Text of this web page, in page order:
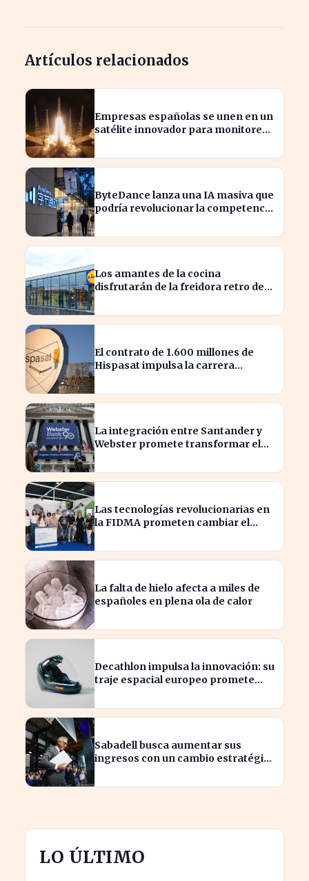
Artículos relacionados
Empresas españolas se unen en un
satélite innovador para monitorear
ByteDance lanza una IA masiva que
podría revolucionar la competencia
Los amantes de la cocina
disfrutarán de la freidora retro de
El contrato de 1.600 millones de
Hispasat impulsa la carrera
La integración entre Santander y
Webster promete transformar el
Las tecnologías revolucionarias en
la FIDMA prometen cambiar el
La falta de hielo afecta a miles de
españoles en plena ola de calor
Decathlon impulsa la innovación: su
traje espacial europeo promete
Sabadell busca aumentar sus
ingresos con un cambio estratégico
LO ÚLTIMO